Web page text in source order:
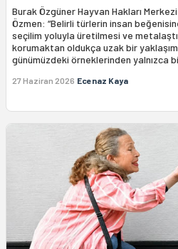
Burak Özgüner Hayvan Hakları
Özmen: “Belirli türlerin insan
seçilim yoluyla üretilmesi ve
korumaktan oldukça uzak bir
günümüzdeki örneklerinden yalnızca
27 Haziran 2026 Ecenaz Kaya